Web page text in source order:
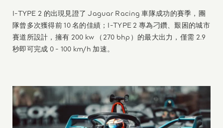
I-TYPE 2 的出現見證了 Jaguar Racing 車隊成功的賽季，團
隊曾多次獲得前 10 名的佳績；I-TYPE 2 專為刁鑽、艱困的城市
賽道所設計，擁有 200 kw （270 bhp）的最大出力，僅需 2.9
秒即可完成 0 - 100 km/h 加速。